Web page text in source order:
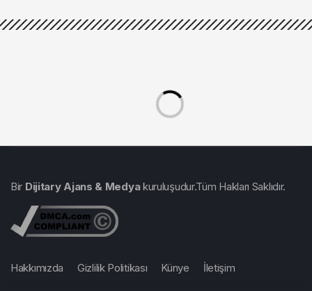
Bir Dijitary Ajans & Medyakuruluşudur.Tüm Hakları Saklıdır.
Hakkımızda Gizlilik Politikası Künye İletişim